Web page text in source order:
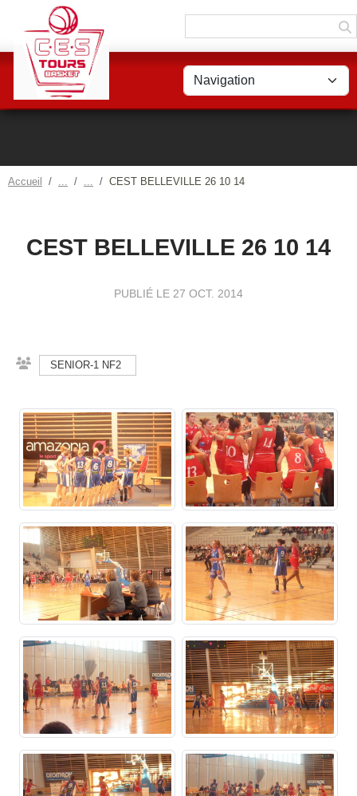
Accueil CEST BELLEVILLE 26 10 14
CEST BELLEVILLE 26 10 14
PUBLIÉ LE 27 OCT. 2014
SENIOR-1 NF2
Panneau de gestion des cookies